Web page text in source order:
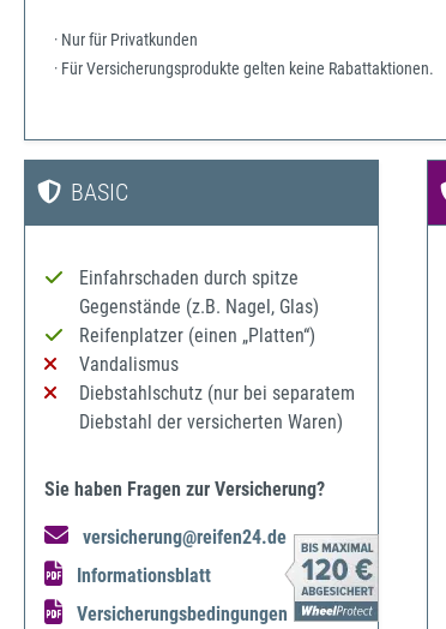
· Nur für Privatkunden
· Für Versicherungsprodukte gelten keine Rabattaktionen.
BASIC
Einfahrschaden durch spitze
Gegenstände (z.B. Nagel, Glas)
Reifenplatzer (einen „Platten“)
Vandalismus
Diebstahlschutz (nur bei separatem
Diebstahl der versicherten Waren)
Sie haben Fragen zur Versicherung?
versicherung@reifen24.de
Informationsblatt
Versicherungsbedingungen